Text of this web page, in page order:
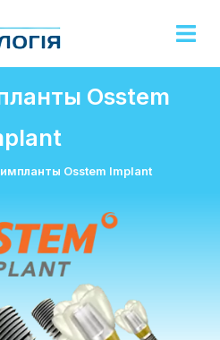
Osstem
Osstem Implant